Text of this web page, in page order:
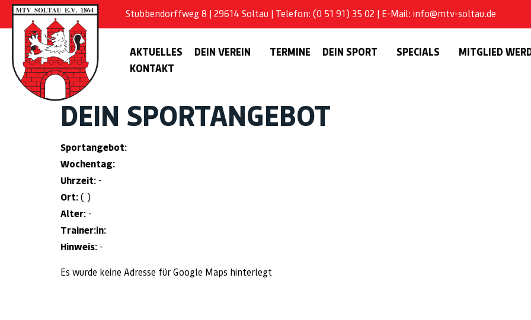
Stubbendorffweg 8 | 29614 Soltau | Telefon: (0 51 91) 35 02 | E-Mail: info@mtv-soltau.de
AKTUELLES DEIN VEREIN TERMINE DEIN SPORT SPECIALS
MITGLIED
KONTAKT
DEIN SPORTANGEBOT
Sportangebot:
Wochentag:
Uhrzeit: -
Ort: ( )
Alter: -
Trainer:in:
Hinweis: -
Es wurde keine Adresse für Google Maps hinterlegt